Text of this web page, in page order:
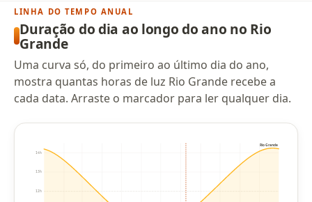
LINHA DO TEMPO ANUAL
Duração do dia ao longo do ano no Rio
Grande
Uma curva só, do primeiro ao último dia do ano,
mostra quantas horas de luz Rio Grande recebe a
cada data. Arraste o marcador para ler qualquer dia.
12h
13h
14h
Rio Grande